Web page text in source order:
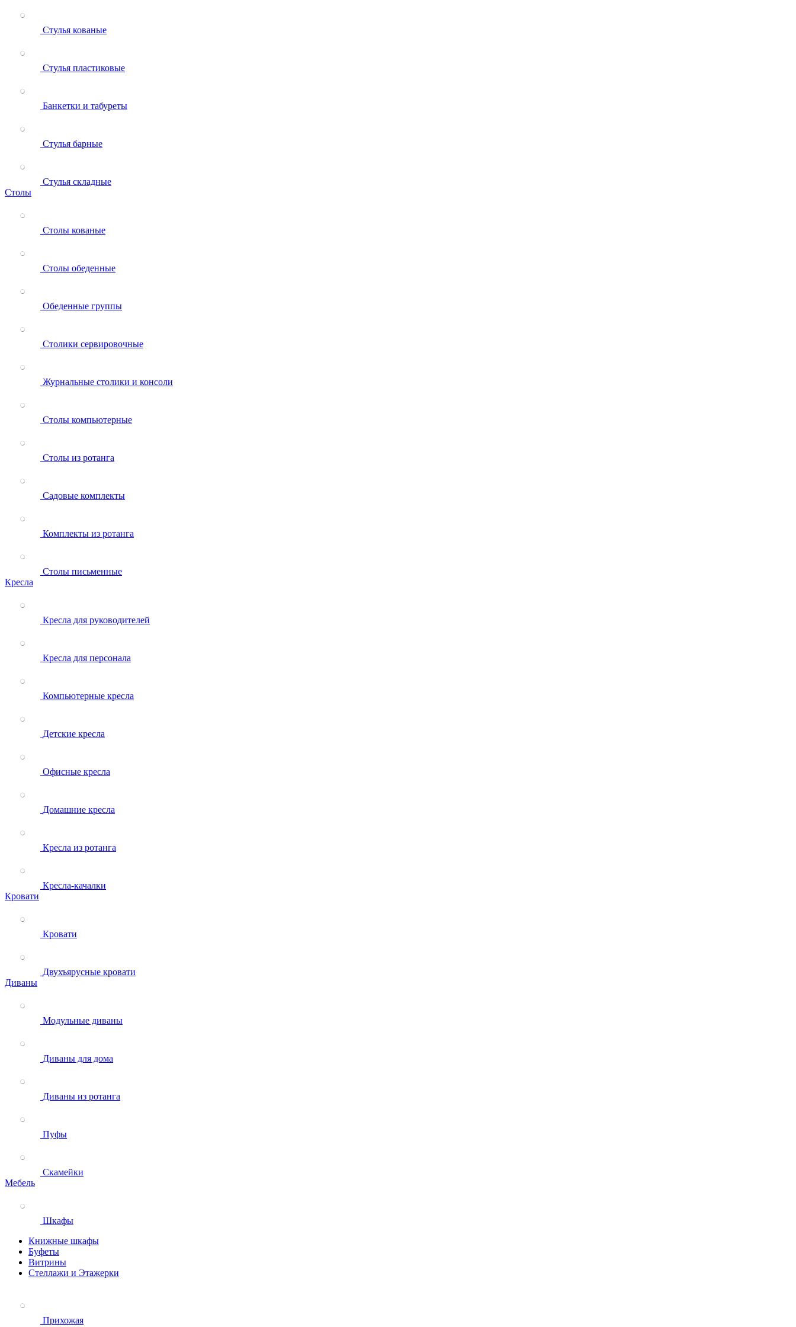
Стулья кованые
Стулья пластиковые
Банкетки и табуреты
Стулья барные
Стулья складные
Столы
Столы кованые
Столы обеденные
Обеденные группы
Столики сервировочные
Журнальные столики и консоли
Столы компьютерные
Столы из ротанга
Садовые комплекты
Комплекты из ротанга
Столы письменные
Кресла
Кресла для руководителей
Кресла для персонала
Компьютерные кресла
Детские кресла
Офисные кресла
Домашние кресла
Кресла из ротанга
Кресла-качалки
Кровати
Кровати
Двухъярусные кровати
Диваны
Модульные диваны
Диваны для дома
Диваны из ротанга
Пуфы
Скамейки
Мебель
Шкафы
Книжные шкафы
Буфеты
Витрины
Стеллажи и Этажерки
Прихожая